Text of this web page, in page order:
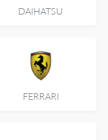
DAIHATSU
FERRARI